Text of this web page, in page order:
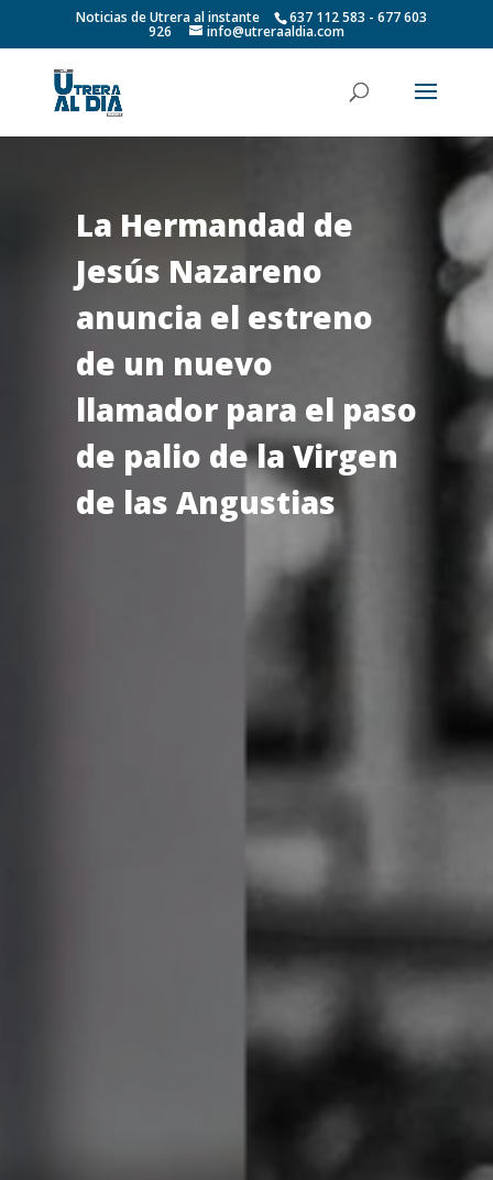
Noticias de Utrera al instante 637 112 583 - 677 603
926 info@utreraaldia.com
La Hermandad de
Jesús Nazareno
anuncia el estreno
de un nuevo
llamador para el paso
de palio de la Virgen
de las Angustias